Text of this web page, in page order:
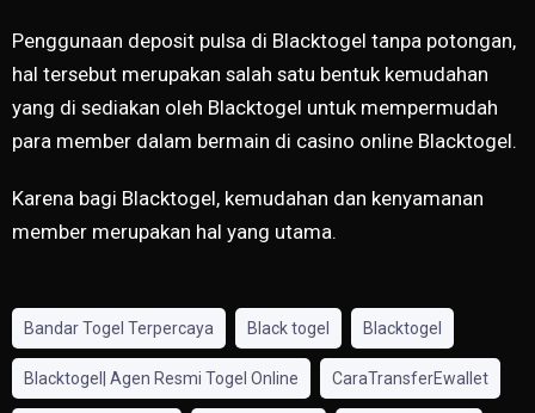
Penggunaan deposit pulsa di Blacktogel tanpa potongan,
hal tersebut merupakan salah satu bentuk kemudahan
yang di sediakan oleh Blacktogel untuk mempermudah
para member dalam bermain di casino online Blacktogel.
Karena bagi Blacktogel, kemudahan dan kenyamanan
member merupakan hal yang utama.
Bandar Togel Terpercaya Black togel Blacktogel
Blacktogel| Agen Resmi Togel Online CaraTransferEwallet